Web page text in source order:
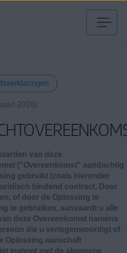
2026)
van deze
("Overeenkomst" aandachtig
gebruikt (zoals hieronder
bindend contract. Door
of door de Oplossing te
te gebruiken, aanvaardt u alle
deze Overeenkomst namens
die u vertegenwoordigt of
Oplossing aanschaft
instemt met de algemene